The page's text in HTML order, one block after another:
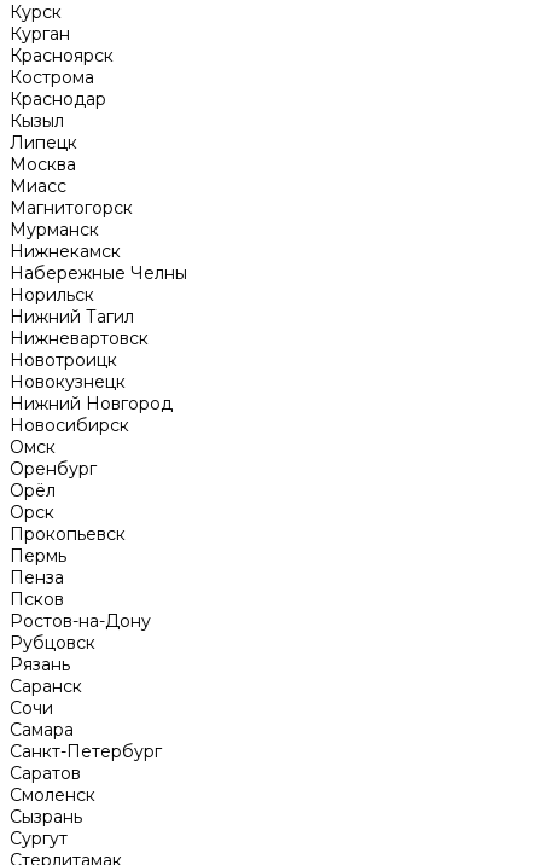
Курск
Курган
Красноярск
Кострома
Краснодар
Кызыл
Липецк
Москва
Миасс
Магнитогорск
Мурманск
Нижнекамск
Набережные Челны
Норильск
Нижний Тагил
Нижневартовск
Новотроицк
Новокузнецк
Нижний Новгород
Новосибирск
Омск
Оренбург
Орёл
Орск
Прокопьевск
Пермь
Пенза
Псков
Ростов-на-Дону
Рубцовск
Рязань
Саранск
Сочи
Самара
Санкт-Петербург
Саратов
Смоленск
Сызрань
Сургут
Стерлитамак